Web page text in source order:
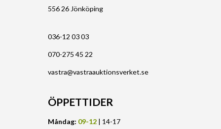
556 26 Jönköping
036-12 03 03
070-275 45 22
vastra@vastraauktionsverket.se
ÖPPETTIDER
Måndag: 09-12 | 14-17